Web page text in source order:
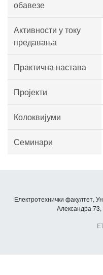
обавезе
Активности у току
предавања
Практична настава
Пројекти
Колоквијуми
Семинари
Електротехнички факултет,
Александра